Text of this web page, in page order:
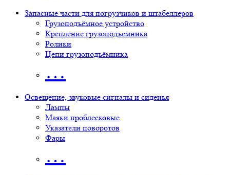
Запасные части для погрузчиков и штабеллеров
Грузоподъёмное устройство
Крепление грузоподъемника
Ролики
Цепи грузоподъёмника
…
Освещение, звуковые сигналы и сиденья
Лампы
Маяки проблесковые
Указатели поворотов
Фары
…